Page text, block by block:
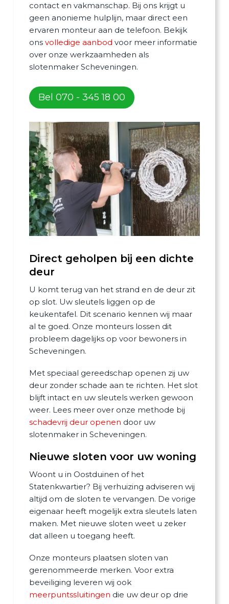
contact en vakmanschap. Bij ons krijgt u
geen anonieme hulplijn, maar direct een
ervaren monteur aan de telefoon. Bekijk
ons volledige aanbod voor meer informatie
over onze werkzaamheden als
slotenmaker Scheveningen.
Bel 070 - 345 18 00
Direct geholpen bij een dichte
deur
U komt terug van het strand en de deur zit
op slot. Uw sleutels liggen op de
keukentafel. Dit scenario kennen wij maar
al te goed. Onze monteurs lossen dit
probleem dagelijks op voor bewoners in
Scheveningen.
Met speciaal gereedschap openen zij uw
deur zonder schade aan te richten. Het slot
blijft intact en uw sleutels werken gewoon
weer. Lees meer over onze methode bij
schadevrij deur openen door uw
slotenmaker in Scheveningen.
Nieuwe sloten voor uw woning
Woont u in Oostduinen of het
Statenkwartier? Bij verhuizing adviseren wij
altijd om de sloten te vervangen. De vorige
eigenaar heeft mogelijk extra sleutels laten
maken. Met nieuwe sloten weet u zeker
dat alleen u toegang heeft.
Onze monteurs plaatsen sloten van
gerenommeerde merken. Voor extra
beveiliging leveren wij ook
meerpuntssluitingen die uw deur op drie